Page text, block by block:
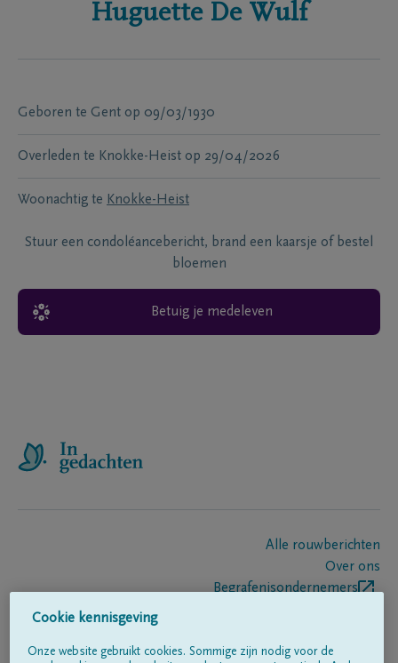
Huguette De Wulf
Geboren te Gent op 09/03/1930
Overleden te Knokke-Heist op 29/04/2026
Woonachtig te Knokke-Heist
Stuur een condoléancebericht, brand een kaarsje of bestel
bloemen
Betuig je medeleven
Alle rouwberichten
Over ons
Begrafenisondernemers
Cookie kennisgeving
Onze website gebruikt cookies. Sommige zijn nodig voor de